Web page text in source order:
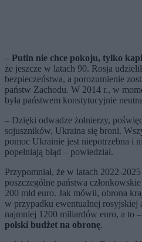
– Putin nie chce pokoju, tylko
że jeszcze w latach 90. Rosja
bezpieczeństwa, a porozumienie
państw Zachodu. W 2014 r., w
była państwem konstytucyjnie
– Dzięki odwadze żołnierzy,
sojuszników, Ukraina się broni.
pomoc Ukrainie jest niepotrzebna i
popełniają błąd – powiedział.
Przypomniał, że w latach 2022-
poszczególne państwa
200 mld euro. Jak mówił, obrona
w przypadku ewentualnej rosyjskiej
najmniej 1200 miliardów euro, a to
polski budżet na obronę.